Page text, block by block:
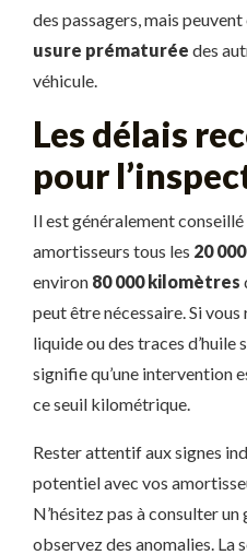
des passagers, mais
usure prématurée des
véhicule.
Les délais
pour
Il est généralement
amortisseurs tous les 20
environ 80 000 kilomètres
peut être nécessaire. Si
liquide ou des traces d’huile
signifie qu’une intervention
ce seuil kilométrique.
Rester attentif aux signes
potentiel avec vos
N’hésitez pas à consulter
observez des anomalies. La